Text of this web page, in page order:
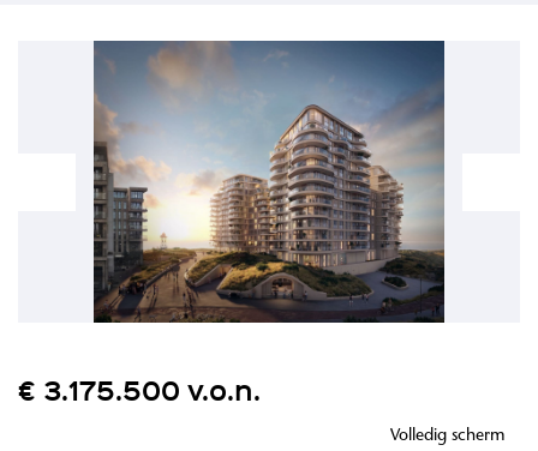
€ 3.175.500 v.o.n.
Volledig scherm